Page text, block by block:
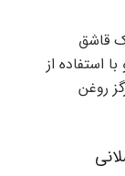
قاشق
استفاده از
روغن